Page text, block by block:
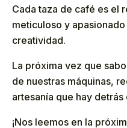
Cada taza de café es el
meticuloso y
creatividad.
La próxima vez que
de nuestras máquinas,
artesanía que hay
¡Nos leemos en la